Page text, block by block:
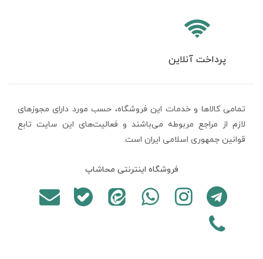
پرداخت آنلاین
تمامی كالاها و خدمات اين فروشگاه، حسب مورد دارای مجوزهای
لازم از مراجع مربوطه می‌باشند و فعاليت‌های اين سايت تابع
قوانين جمهوری اسلامی ایران است.
فروشگاه اینترنتی محاشاپ